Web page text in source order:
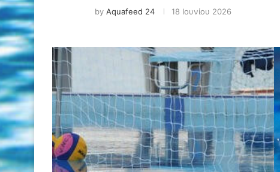
by Aquafeed 24 18 Ιουνίου 2026